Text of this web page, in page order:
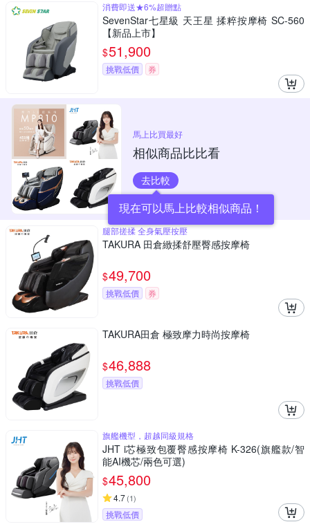
消費即送★6%超贈點
SevenStar七星級 天王星 揉粹按摩椅 SC-560
【新品上市】
$51,900
挑戰低價 券
馬上比買最好
相似商品比比看
去比較
現在可以馬上比較相似商品！
腿部搓揉 全身氣壓按壓
TAKURA 田倉緻揉舒壓臀感按摩椅
$49,700
挑戰低價 券
TAKURA田倉 極致摩力時尚按摩椅
$46,888
挑戰低價
旗艦機型，超越同級規格
JHT i芯極致包覆臀感按摩椅 K-326(旗艦款/智
能AI機芯/兩色可選)
$45,800
4.7(1)
挑戰低價